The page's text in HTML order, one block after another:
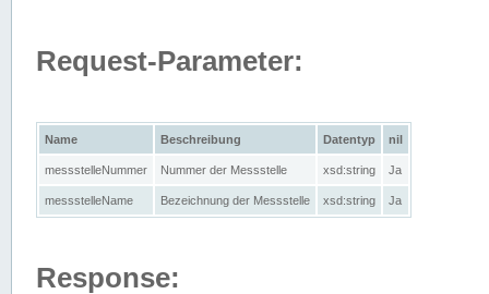
Request-Parameter:
Name Beschreibung Datentyp nil
messstelleNummer Nummer der Messstelle xsd:string Ja
messstelleName Bezeichnung der Messstelle xsd:string Ja
Response: